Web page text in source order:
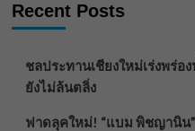
Recent Posts
ชลประทานเชียงใหม่เร่งพร่อ
ยังไม่ล้นตลิ่ง
ฟาดลุคใหม่! “แบม พิชญานิน